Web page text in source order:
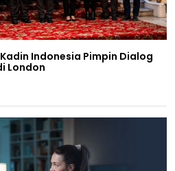
Indonesia Pimpin Dialog
London